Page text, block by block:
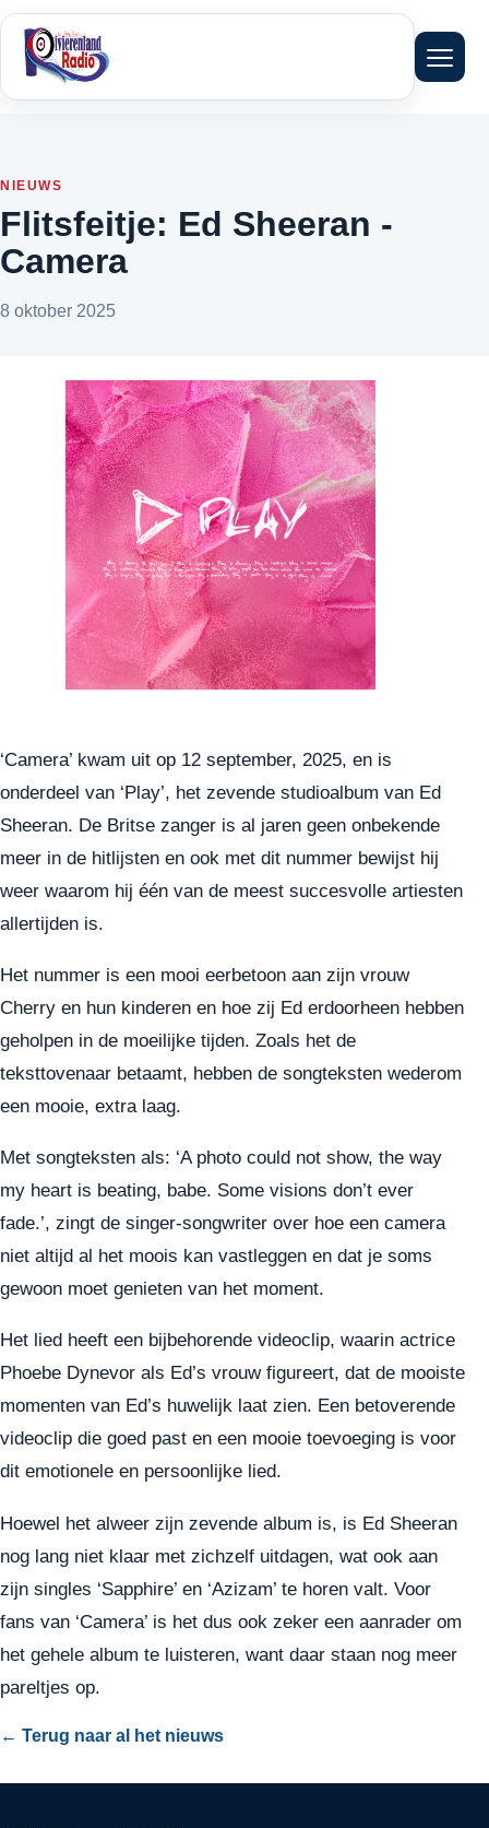
Menu
NIEUWS
Flitsfeitje: Ed Sheeran -
Camera
8 oktober 2025
‘Camera’ kwam uit op 12 september, 2025, en is
onderdeel van ‘Play’, het zevende studioalbum van Ed
Sheeran. De Britse zanger is al jaren geen onbekende
meer in de hitlijsten en ook met dit nummer bewijst hij
weer waarom hij één van de meest succesvolle artiesten
allertijden is.
Het nummer is een mooi eerbetoon aan zijn vrouw
Cherry en hun kinderen en hoe zij Ed erdoorheen hebben
geholpen in de moeilijke tijden. Zoals het de
teksttovenaar betaamt, hebben de songteksten wederom
een mooie, extra laag.
Met songteksten als: ‘A photo could not show, the way
my heart is beating, babe. Some visions don’t ever
fade.’, zingt de singer-songwriter over hoe een camera
niet altijd al het moois kan vastleggen en dat je soms
gewoon moet genieten van het moment.
Het lied heeft een bijbehorende videoclip, waarin actrice
Phoebe Dynevor als Ed’s vrouw figureert, dat de mooiste
momenten van Ed’s huwelijk laat zien. Een betoverende
videoclip die goed past en een mooie toevoeging is voor
dit emotionele en persoonlijke lied.
Hoewel het alweer zijn zevende album is, is Ed Sheeran
nog lang niet klaar met zichzelf uitdagen, wat ook aan
zijn singles ‘Sapphire’ en ‘Azizam’ te horen valt. Voor
fans van ‘Camera’ is het dus ook zeker een aanrader om
het gehele album te luisteren, want daar staan nog meer
pareltjes op.
← Terug naar al het nieuws